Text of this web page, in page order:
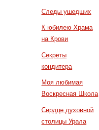
Следы ушедших
К юбилею Храма
на Крови
Секреты
кондитера
Моя любимая
Воскресная Школа
Сердце духовной
столицы Урала